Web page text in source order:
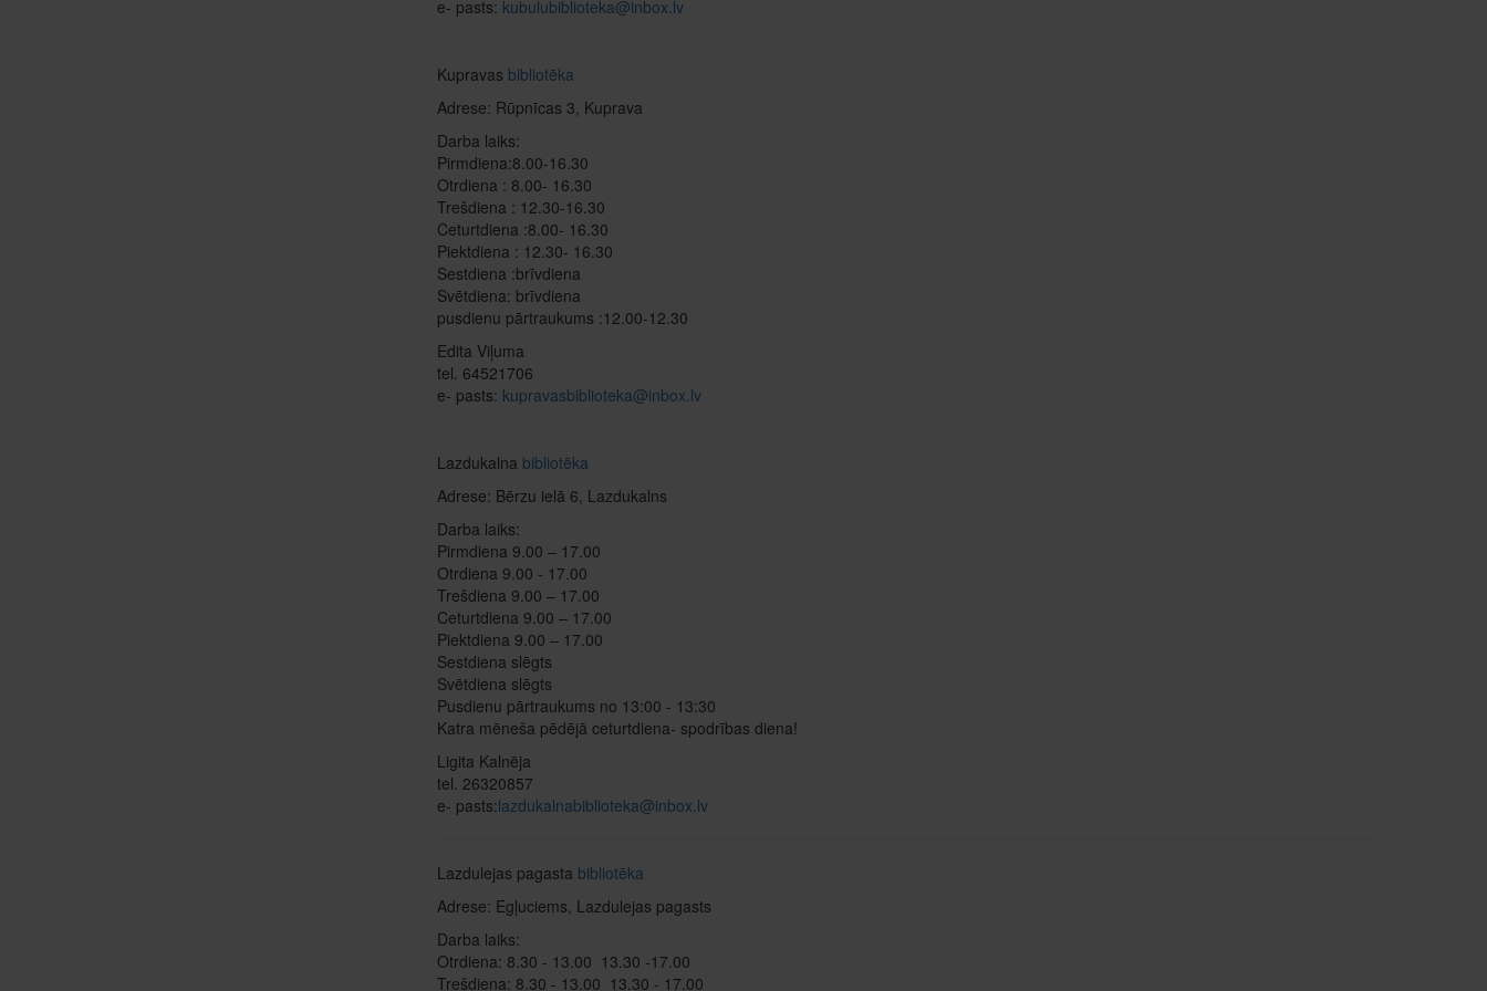
e- pasts: kubulubiblioteka@inbox.lv
Kupravas bibliotēka
Adrese: Rūpnīcas 3, Kuprava
Darba laiks:
Pirmdiena:8.00-16.30
Otrdiena : 8.00- 16.30
Trešdiena : 12.30-16.30
Ceturtdiena :8.00- 16.30
Piektdiena : 12.30- 16.30
Sestdiena :brīvdiena
Svētdiena: brīvdiena
pusdienu pārtraukums :12.00-12.30
Edita Viļuma
tel. 64521706
e- pasts: kupravasbiblioteka@inbox.lv
Lazdukalna bibliotēka
Adrese: Bērzu ielā 6, Lazdukalns
Darba laiks:
Pirmdiena 9.00 – 17.00
Otrdiena 9.00 - 17.00
Trešdiena 9.00 – 17.00
Ceturtdiena 9.00 – 17.00
Piektdiena 9.00 – 17.00
Sestdiena slēgts
Svētdiena slēgts
Pusdienu pārtraukums no 13:00 - 13:30
Katra mēneša pēdējā ceturtdiena- spodrības diena!
Ligita Kalnēja
tel. 26320857
e- pasts:lazdukalnabiblioteka@inbox.lv
Lazdulejas pagasta bibliotēka
Adrese: Egļuciems, Lazdulejas pagasts
Darba laiks:
Otrdiena: 8.30 - 13.00 13.30 -17.00
Trešdiena: 8.30 - 13.00 13.30 - 17.00